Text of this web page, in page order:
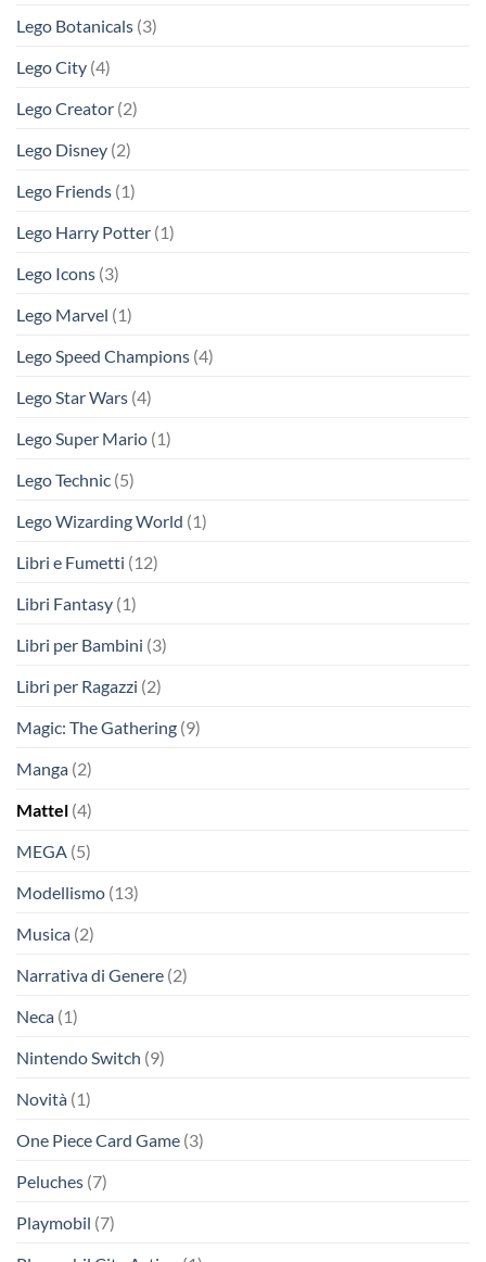
Lego Botanicals (3)
Lego City (4)
Lego Creator (2)
Lego Disney (2)
Lego Friends (1)
Lego Harry Potter (1)
Lego Icons (3)
Lego Marvel (1)
Lego Speed Champions (4)
Lego Star Wars (4)
Lego Super Mario (1)
Lego Technic (5)
Lego Wizarding World (1)
Libri e Fumetti (12)
Libri Fantasy (1)
Libri per Bambini (3)
Libri per Ragazzi (2)
Magic: The Gathering (9)
Manga (2)
Mattel (4)
MEGA (5)
Modellismo (13)
Musica (2)
Narrativa di Genere (2)
Neca (1)
Nintendo Switch (9)
Novità (1)
One Piece Card Game (3)
Peluches (7)
Playmobil (7)